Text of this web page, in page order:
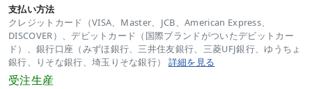
支払い方法
クレジットカード（VISA、Master、JCB、American Express、
DISCOVER）、デビットカード（国際ブランドがついたデビットカー
ド）、銀行口座（みずほ銀行、三井住友銀行、三菱UFJ銀行、ゆうちょ
銀行、りそな銀行、埼玉りそな銀行） 詳細を見る
受注生産